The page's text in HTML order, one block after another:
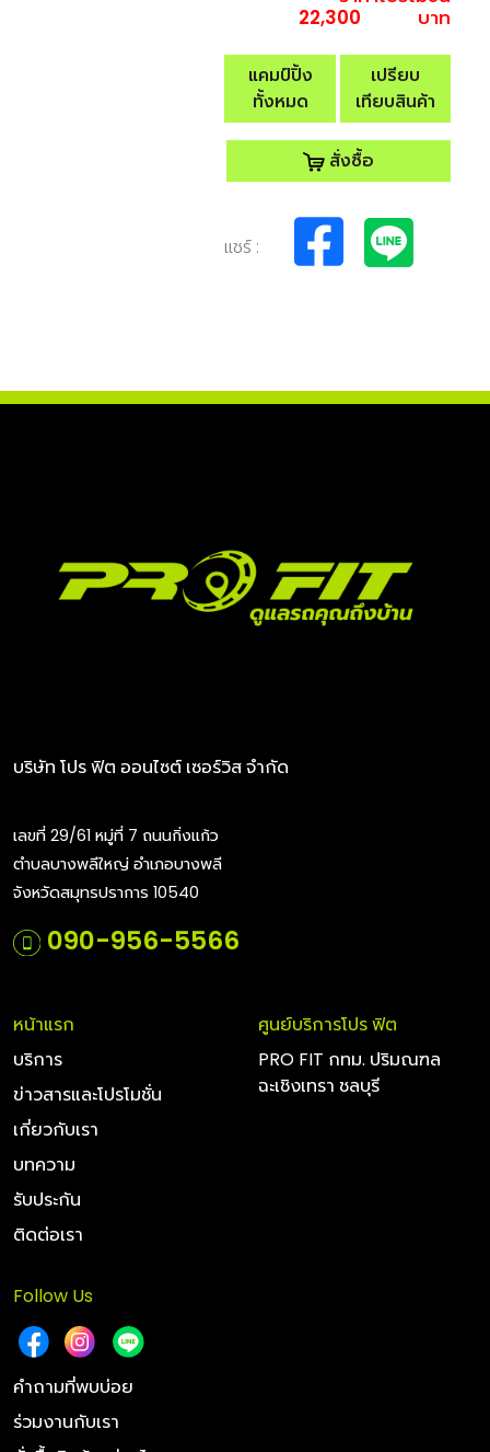
22,300
บาท
แคมป์ปิ้ง
ทั้งหมด
เปรียบ
เทียบสินค้า
สั่งซื้อ
แชร์ :
บริษัท โปร ฟิต ออนไซต์ เซอร์วิส จำกัด
เลขที่ 29/61 หมู่ที่ 7 ถนนกิ่งแก้ว
ตำบลบางพลีใหญ่ อำเภอบางพลี
จังหวัดสมุทรปราการ 10540
090-956-5566
หน้าแรก
บริการ
ข่าวสารและโปรโมชั่น
เกี่ยวกับเรา
บทความ
รับประกัน
ติดต่อเรา
ศูนย์บริการโปร ฟิต
PRO FIT กทม. ปริมณฑล
ฉะเชิงเทรา ชลบุรี
Follow Us
คำถามที่พบบ่อย
ร่วมงานกับเรา